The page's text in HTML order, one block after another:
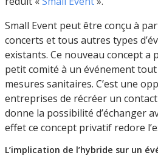
Small Event peut être conçu à
concerts et tous autres types
existants. Ce nouveau concept
petit comité à un événement
mesures sanitaires. C’est une
entreprises de récréer un
donne la possibilité d’échanger
effet ce concept privatif redore
L’implication de l’hybride sur un